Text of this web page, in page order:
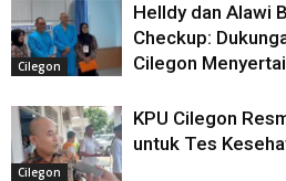
Cilegon
Helldy dan Alawi
Checkup:
Cilegon Menyertai
Cilegon
KPU Cilegon
untuk Tes